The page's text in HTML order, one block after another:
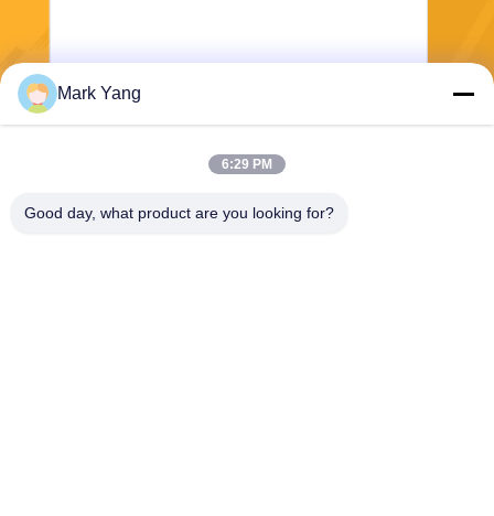
Invia
Mark Yang
6:29 PM
Good day, what product are you looking for?